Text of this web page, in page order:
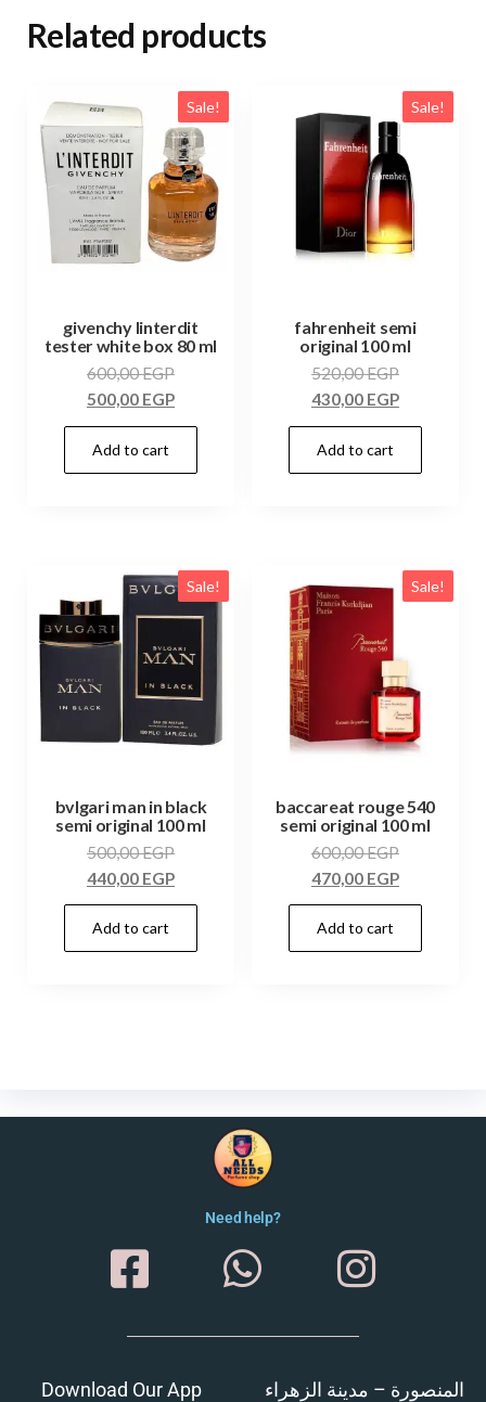
Related products
Sale!
givenchy linterdit
tester white box 80 ml
600,00EGP
500,00 EGP
Add to cart
Sale!
fahrenheit semi
original 100 ml
520,00EGP
430,00 EGP
Add to cart
Sale!
bvlgari man in black
semi original 100 ml
500,00EGP
440,00 EGP
Add to cart
Sale!
baccareat rouge 540
semi original 100 ml
600,00EGP
470,00 EGP
Add to cart
Need help?
Download Our App المنصورة – مدينة الزهراء